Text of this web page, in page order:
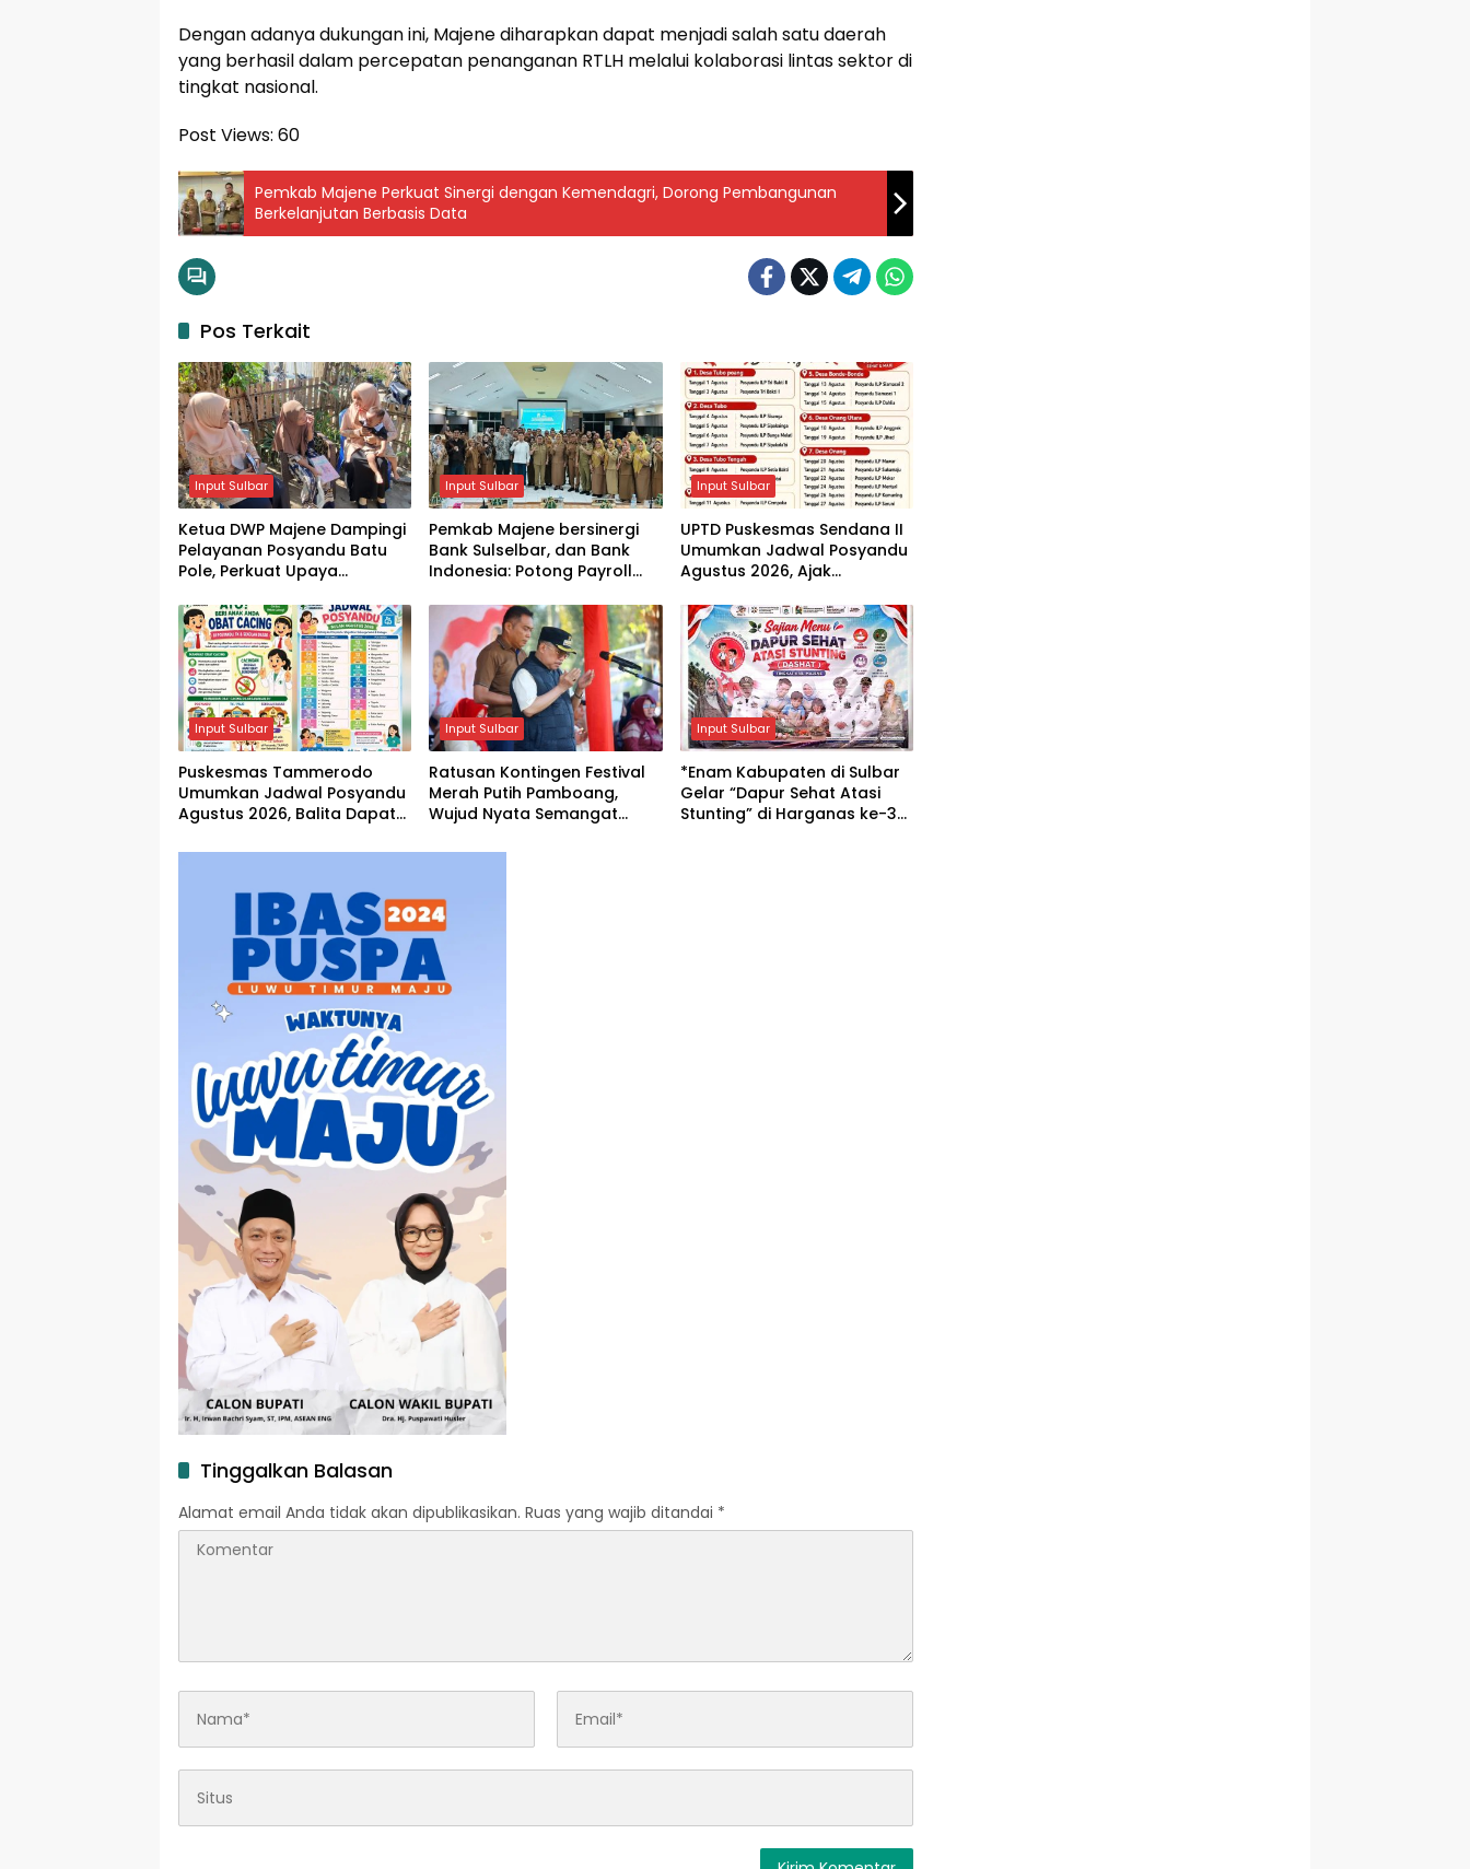
Dengan adanya dukungan ini, Majene diharapkan dapat menjadi salah satu daerah
yang berhasil dalam percepatan penanganan RTLH melalui kolaborasi lintas sektor di
tingkat nasional.
Post Views: 60
Pemkab Majene Perkuat Sinergi dengan Kemendagri, Dorong Pembangunan
Berkelanjutan Berbasis Data
Pos Terkait
Input Sulbar
Ketua DWP Majene Dampingi
Pelayanan Posyandu Batu
Pole, Perkuat Upaya
Input Sulbar
Pemkab Majene bersinergi
Bank Sulselbar, dan Bank
Indonesia: Potong Payroll
Melalui Sistem Digital
Input Sulbar
UPTD Puskesmas Sendana II
Umumkan Jadwal Posyandu
Agustus 2026, Ajak
Bulan Vitamin A
Input Sulbar
Puskesmas Tammerodo
Umumkan Jadwal Posyandu
Agustus 2026, Balita Dapat
Gratis
Input Sulbar
Ratusan Kontingen Festival
Merah Putih Pamboang,
Wujud Nyata Semangat
Tanah Air
Input Sulbar
*Enam Kabupaten di Sulbar
Gelar “Dapur Sehat Atasi
Stunting” di Harganas ke-33,
Tinggalkan Balasan
Alamat email Anda tidak akan dipublikasikan. Ruas yang wajib ditandai *